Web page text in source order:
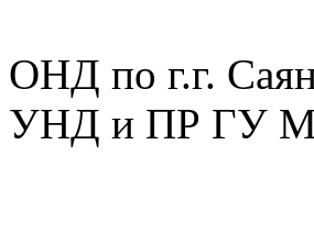
ОНД по г.г.
УНД и ПР ГУ